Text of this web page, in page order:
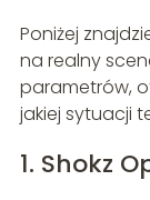
Poniżej
na realny
parametrów,
jakiej sytuacji
1. Shokz